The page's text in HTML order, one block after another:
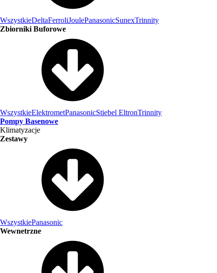
WszystkieDeltaFerroliJoulePanasonicSunexTrinnity
Zbiorniki Buforowe
WszystkieElektrometPanasonicStiebel EltronTrinnity
Pompy Basenowe
Klimatyzacje
Zestawy
WszystkiePanasonic
Wewnetrzne